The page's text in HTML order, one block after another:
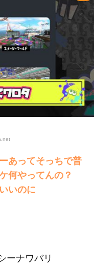
あってそっちで普
何やってんの？
いのに
ーナワバリ